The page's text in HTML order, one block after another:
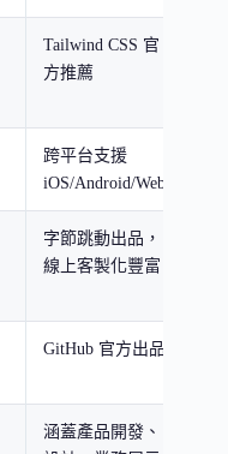
Tailwind CSS 官
方推薦
跨平台支援
iOS/Android/Web
字節跳動出品，
線上客製化豐富
GitHub 官方出品
涵蓋產品開發、